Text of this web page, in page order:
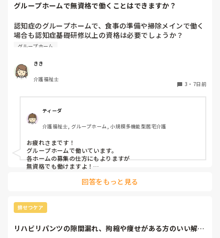
グループホームで無資格で働くことはできますか？
認知症のグループホームで、食事の準備や掃除メインで働く
場合も認知症基礎研修以上の資格は必要でしょうか？
無資格でも大丈夫でしょうか？
グループホーム
きき
介護福祉士
3 ・ 7日前
ティーダ
介護福祉士, グループホーム, 小規模多機能型居宅介護
お疲れさまです！
グループホームで働いています。
各ホームの募集の仕方にもよりますが
無資格でも働けますよ！
認知症に関してはもしかしたら
ただ、グループホームは利用者様がMAX9名で、その中に介助
出来る職員がいて基本はは全ての業務をこなすので
います。
回答をもっと見る
排せつケア
リハビリパンツの隙間漏れ、拘縮や痩せがある方のいい解決